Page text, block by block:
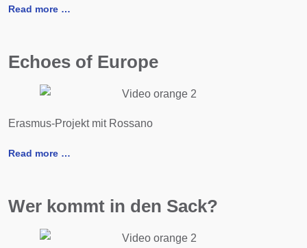
Read more …
Echoes of Europe
Erasmus-Projekt mit Rossano
Read more …
Wer kommt in den Sack?